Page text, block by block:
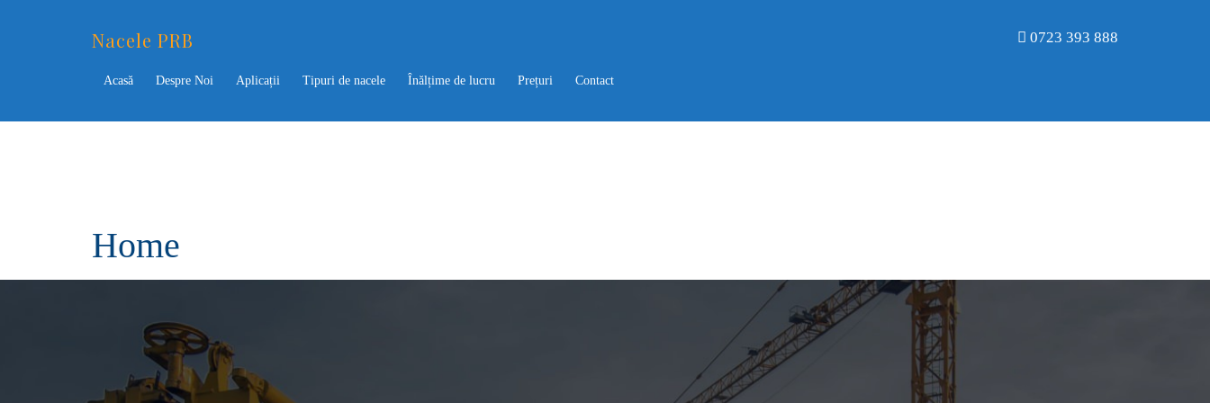
Nacele PRB 0723 393 888
Acasă Despre Noi Aplicații Tipuri de nacele Înălțime de lucru Prețuri Contact
Home